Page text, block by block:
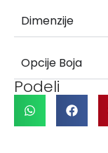
Dimenzije
Opcije Boja
Podeli